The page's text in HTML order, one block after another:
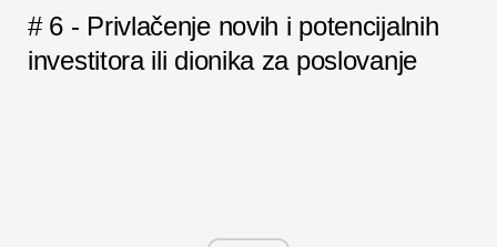
# 6 - Privlačenje novih i potencijalnih
investitora ili dionika za poslovanje